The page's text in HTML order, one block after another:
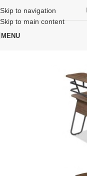
Skip to navigation
Skip to main content
MENU